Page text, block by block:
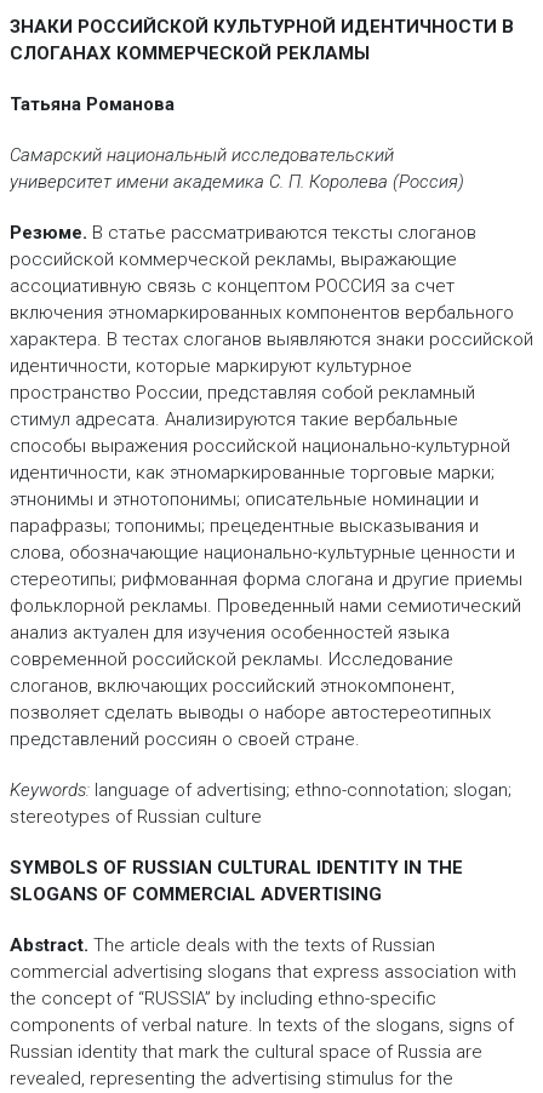
ЗНАКИ РОССИЙСКОЙ КУЛЬТУРНОЙ ИДЕНТИЧНОСТИ В
СЛОГАНАХ КОММЕРЧЕСКОЙ РЕКЛАМЫ
Татьяна Романова
Самарский национальный исследовательский
университет имени академика С. П. Королева (Россия)
Резюме. В статье рассматриваются тексты слоганов
российской коммерческой рекламы, выражающие
ассоциативную связь с концептом РОССИЯ за счет
включения этномаркированных компонентов вербального
характера. В тестах слоганов выявляются знаки российской
идентичности, которые маркируют культурное
пространство России, представляя собой рекламный
стимул адресата. Анализируются такие вербальные
способы выражения российской национально-культурной
идентичности, как этномаркированные торговые марки;
этнонимы и этнотопонимы; описательные номинации и
парафразы; топонимы; прецедентные высказывания и
слова, обозначающие национально-культурные ценности и
стереотипы; рифмованная форма слогана и другие приемы
фольклорной рекламы. Проведенный нами семиотический
анализ актуален для изучения особенностей языка
современной российской рекламы. Исследование
слоганов, включающих российский этнокомпонент,
позволяет сделать выводы о наборе автостереотипных
представлений россиян о своей стране.
Keywords:language of advertising; ethno-connotation; slogan;
stereotypes of Russian culture
SYMBOLS OF RUSSIAN CULTURAL IDENTITY IN THE
SLOGANS OF COMMERCIAL ADVERTISING
Abstract. The article deals with the texts of Russian
commercial advertising slogans that express association with
the concept of “RUSSIA” by including ethno-specific
components of verbal nature. In texts of the slogans, signs of
Russian identity that mark the cultural space of Russia are
revealed, representing the advertising stimulus for the